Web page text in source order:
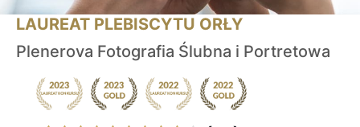
LAUREAT PLEBISCYTU ORŁY
Plenerova Fotografia Ślubna i Portretowa